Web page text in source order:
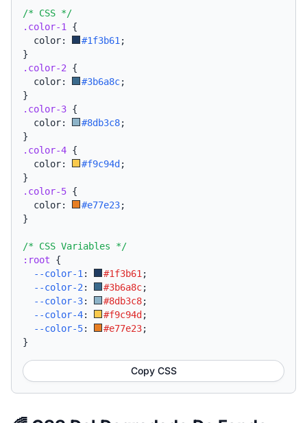
/* CSS */
.color-1
{
  color:
#1f3b61 ;
}
.color-2 {
  color:
#3b6a8c;
}
.color-3 {
  color:
#8db3c8;
}
.color-4 {
  color:
#f9c94d ;
}
.color-5 {
  color:
#e77e23;
}
/* CSS Variables */
:root {
--color-1 : #1f3b61 ;
--color-2 : #3b6a8c;
--color-3: #8db3c8;
--color-4: #f9c94d ;
--color-5: #e77e23;
}
Copy CSS